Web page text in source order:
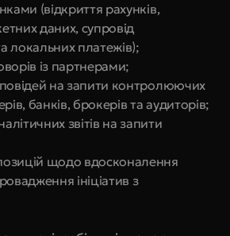
(відкриття рахунків,
даних, супровід
локальних платежів);
із партнерами;
на запити контролюючих
банків, брокерів та аудиторів;
звітів на запити
щодо вдосконалення
ініціатив з